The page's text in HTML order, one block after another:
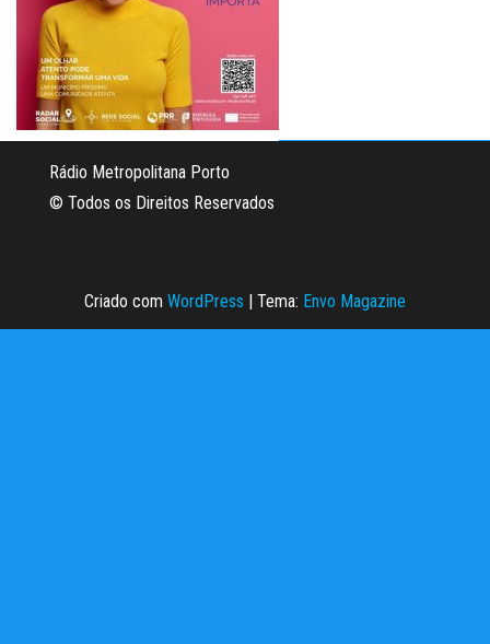
Rádio Metropolitana Porto
© Todos os Direitos Reservados
Criado com WordPress | Tema: Envo Magazine